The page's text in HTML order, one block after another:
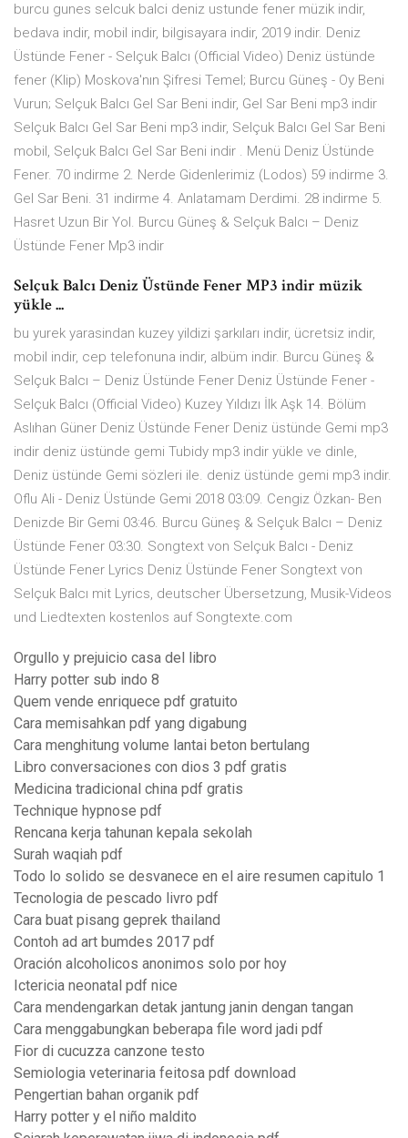
burcu gunes selcuk balci deniz ustunde fener müzik indir,
bedava indir, mobil indir, bilgisayara indir, 2019 indir. Deniz
Üstünde Fener - Selçuk Balcı (Official Video) Deniz üstünde
fener (Klip) Moskova'nın Şifresi Temel; Burcu Güneş - Oy Beni
Vurun; Selçuk Balcı Gel Sar Beni indir, Gel Sar Beni mp3 indir
Selçuk Balcı Gel Sar Beni mp3 indir, Selçuk Balcı Gel Sar Beni
mobil, Selçuk Balcı Gel Sar Beni indir . Menü Deniz Üstünde
Fener. 70 indirme 2. Nerde Gidenlerimiz (Lodos) 59 indirme 3.
Gel Sar Beni. 31 indirme 4. Anlatamam Derdimi. 28 indirme 5.
Hasret Uzun Bir Yol. Burcu Güneş & Selçuk Balcı – Deniz
Üstünde Fener Mp3 indir
Selçuk Balcı Deniz Üstünde Fener MP3 indir müzik
yükle ...
bu yurek yarasindan kuzey yildizi şarkıları indir, ücretsiz indir,
mobil indir, cep telefonuna indir, albüm indir. Burcu Güneş &
Selçuk Balcı – Deniz Üstünde Fener Deniz Üstünde Fener -
Selçuk Balcı (Official Video) Kuzey Yıldızı İlk Aşk 14. Bölüm
Aslıhan Güner Deniz Üstünde Fener Deniz üstünde Gemi mp3
indir deniz üstünde gemi Tubidy mp3 indir yükle ve dinle,
Deniz üstünde Gemi sözleri ile. deniz üstünde gemi mp3 indir.
Oflu Ali - Deniz Üstünde Gemi 2018 03:09. Cengiz Özkan- Ben
Denizde Bir Gemi 03:46. Burcu Güneş & Selçuk Balcı – Deniz
Üstünde Fener 03:30. Songtext von Selçuk Balcı - Deniz
Üstünde Fener Lyrics Deniz Üstünde Fener Songtext von
Selçuk Balcı mit Lyrics, deutscher Übersetzung, Musik-Videos
und Liedtexten kostenlos auf Songtexte.com
Orgullo y prejuicio casa del libro
Harry potter sub indo 8
Quem vende enriquece pdf gratuito
Cara memisahkan pdf yang digabung
Cara menghitung volume lantai beton bertulang
Libro conversaciones con dios 3 pdf gratis
Medicina tradicional china pdf gratis
Technique hypnose pdf
Rencana kerja tahunan kepala sekolah
Surah waqiah pdf
Todo lo solido se desvanece en el aire resumen capitulo 1
Tecnologia de pescado livro pdf
Cara buat pisang geprek thailand
Contoh ad art bumdes 2017 pdf
Oración alcoholicos anonimos solo por hoy
Ictericia neonatal pdf nice
Cara mendengarkan detak jantung janin dengan tangan
Cara menggabungkan beberapa file word jadi pdf
Fior di cucuzza canzone testo
Semiologia veterinaria feitosa pdf download
Pengertian bahan organik pdf
Harry potter y el niño maldito